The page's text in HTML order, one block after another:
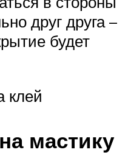
друг друга –
будет
клей
мастику